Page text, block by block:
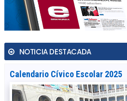
NOTICIA DESTACADA
Calendario Cívico Escolar 2025